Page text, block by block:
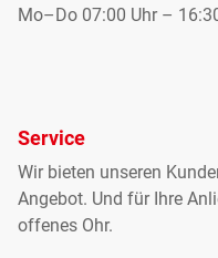
Mo–Do 07:00 Uhr –
Service
Wir bieten unseren
Angebot. Und für Ihre
offenes Ohr.